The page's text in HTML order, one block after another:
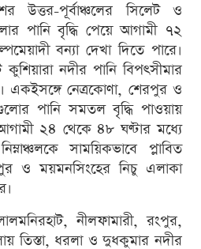
উত্তর-পূর্বাঞ্চলের সিলেট ও
পানি বৃদ্ধি পেয়ে আগামী ৭২
বন্যা দেখা দিতে পারে।
নদীর পানি বিপৎসীমার
একইসঙ্গে নেত্রকোণা, শেরপুর ও
পানি সমতল বৃদ্ধি পাওয়ায়
২৪ থেকে ৪৮ ঘণ্টার মধ্যে
সাময়িকভাবে প্লাবিত
ও ময়মনসিংহের নিচু এলাকা
নীলফামারী, রংপুর,
তিস্তা, ধরলা ও দুধকুমার নদীর